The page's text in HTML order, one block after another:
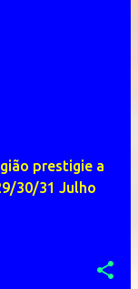
prestigie a
30/31 Julho